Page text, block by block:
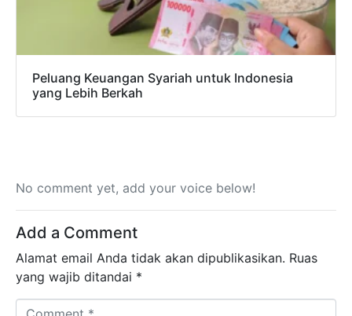
Peluang Keuangan Syariah untuk Indonesia
yang Lebih Berkah
No comment yet, add your voice below!
Add a Comment
Alamat email Anda tidak akan dipublikasikan. Ruas
yang wajib ditandai *
Comment *